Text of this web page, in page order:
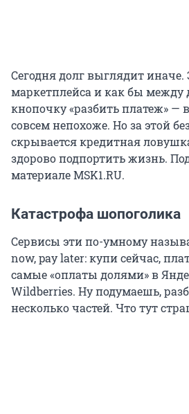
Сегодня долг выглядит иначе.
маркетплейса и как бы между
кнопочку «разбить платеж» —
совсем непохоже. Но за этой
скрывается кредитная
здорово подпортить жизнь.
материале MSK1.RU.
Катастрофа шопоголика
Сервисы эти по-умному
now, pay later: купи сейчас,
самые «оплаты долями» в
Wildberries. Ну подумаешь,
несколько частей. Что тут